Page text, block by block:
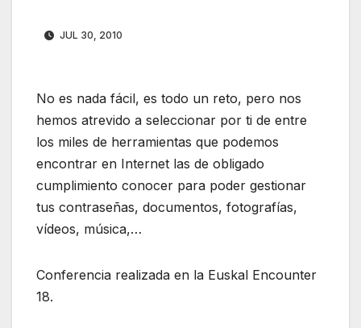
JUL 30, 2010
No es nada fácil, es todo un reto, pero nos
hemos atrevido a seleccionar por ti de entre
los miles de herramientas que podemos
encontrar en Internet las de obligado
cumplimiento conocer para poder gestionar
tus contraseñas, documentos, fotografías,
vídeos, música,…
Conferencia realizada en la Euskal Encounter
18.